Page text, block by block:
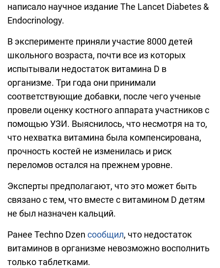
написало научное издание The Lancet Diabetes &
Endocrinology.
В эксперименте приняли участие 8000 детей
школьного возраста, почти все из которых
испытывали недостаток витамина D в
организме. Три года они принимали
соответствующие добавки, после чего ученые
провели оценку костного аппарата участников с
помощью УЗИ. Выяснилось, что несмотря на то,
что нехватка витамина была компенсирована,
прочность костей не изменилась и риск
переломов остался на прежнем уровне.
Эксперты предполагают, что это может быть
связано с тем, что вместе с витамином D детям
не был назначен кальций.
Ранее Techno Dzen сообщил, что недостаток
витаминов в организме невозможно восполнить
только таблетками.